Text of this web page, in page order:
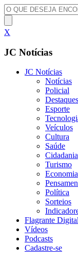
X
JC Notícias
JC Notícias
Notícias
Policial
Destaques
Esporte
Veículos
Cultura
Saúde
Cidadania
Turismo
Economia
Política
Sorteios
Flagrante
Vídeos
Podcasts
Cadastre-se